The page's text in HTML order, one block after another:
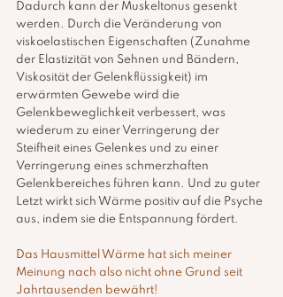
Dadurch kann der Muskeltonus gesenkt
werden. Durch die Veränderung von
viskoelastischen Eigenschaften (Zunahme
der Elastizität von Sehnen und Bändern,
Viskosität der Gelenkflüssigkeit) im
erwärmten Gewebe wird die
Gelenkbeweglichkeit verbessert, was
wiederum zu einer Verringerung der
Steifheit eines Gelenkes und zu einer
Verringerung eines schmerzhaften
Gelenkbereiches führen kann. Und zu guter
Letzt wirkt sich Wärme positiv auf die Psyche
aus, indem sie die Entspannung fördert.
Das Hausmittel Wärme hat sich meiner
Meinung nach also nicht ohne Grund seit
Jahrtausenden bewährt!